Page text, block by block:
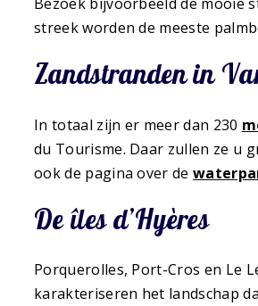
Bezoek bijvoorbeeld de mooie
streek worden de meeste
Zandstranden in
In totaal zijn er meer dan 230
du Tourisme. Daar zullen ze u
ook de pagina over de
De îles d’Hyères
Porquerolles, Port-Cros en Le
karakteriseren het landschap